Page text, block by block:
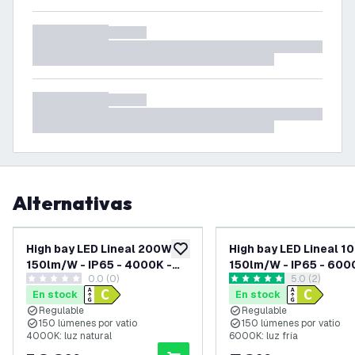
Alternativas
añadir a lista de deseos
High bay LED Lineal 200W -
150lm/W - IP65 - 4000K -
Regulable - 5 años de
garantía - Campana LED
industrial
0 estrellas de puntuación
0.0 (0)
En stock
Regulable
150 lúmenes por vatio
4000K: luz natural
High bay LED Lineal
150lm/W - IP65 -
Regulable - 5 años de
garantía - Campana
industrial
abrir el
5 estrellas de puntuación
5.0 (2)
En stock
Regulable
150 lúmenes por vatio
6000K: luz fría